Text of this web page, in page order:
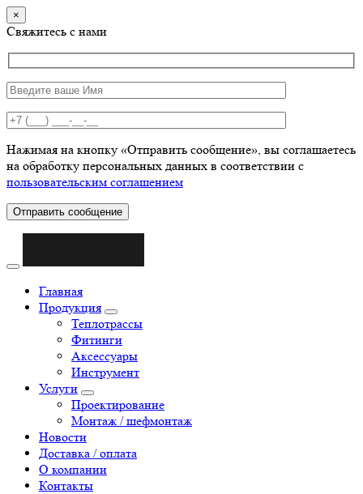
×
Свяжитесь с нами
Нажимая на кнопку «Отправить сообщение», вы соглашаетесь
на обработку персональных данных в соответствии с
пользовательским соглашением
Отправить сообщение
Главная
Продукция
Теплотрассы
Фитинги
Аксессуары
Инструмент
Услуги
Проектирование
Монтаж / шефмонтаж
Новости
Доставка / оплата
О компании
Контакты